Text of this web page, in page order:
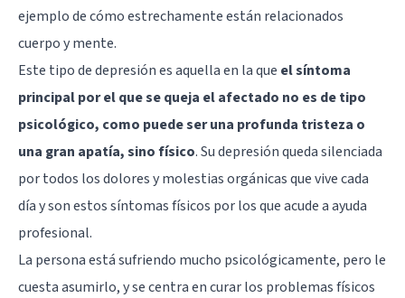
ejemplo de cómo estrechamente están relacionados
cuerpo y mente.
Este tipo de depresión es aquella en la que el síntoma
principal por el que se queja el afectado no es de tipo
psicológico, como puede ser una profunda tristeza o
una gran apatía, sino físico. Su depresión queda silenciada
por todos los dolores y molestias orgánicas que vive cada
día y son estos síntomas físicos por los que acude a ayuda
profesional.
La persona está sufriendo mucho psicológicamente, pero le
cuesta asumirlo, y se centra en curar los problemas físicos